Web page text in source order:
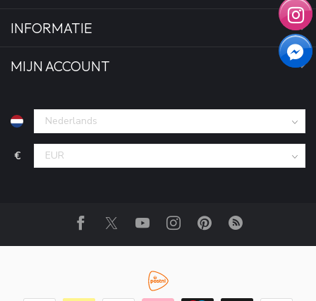
INFORMATIE
MIJN ACCOUNT
€